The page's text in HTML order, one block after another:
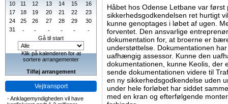
10
11 12 13 14 15
16
17
18 19 20 21 22
23
24
25 26 27 28 29
30
31
- - - - -
-
Gå til start
Klik på kalenderen for at
sortere arrangementer
Tilføj arrangement
Vejtransport
-Anklagemyndigheden vil have
Håbet hos Odense Letbane var først
sikkerhedsgodkendelsen ret hurtigt
kunne genoptages i løbet af ugen.
forventet. Den ansvarlige
dokumentation for, at broerne er
understøttelse. Dokumentationen
uafhængig assessor. Kunne den
dokumentationen, kunne Keolis, der
sende dokumentationen videre til
en ny sikkerhedsgodkendelse uden
under hele forløbet har siddet
med en kran og efterfølgende